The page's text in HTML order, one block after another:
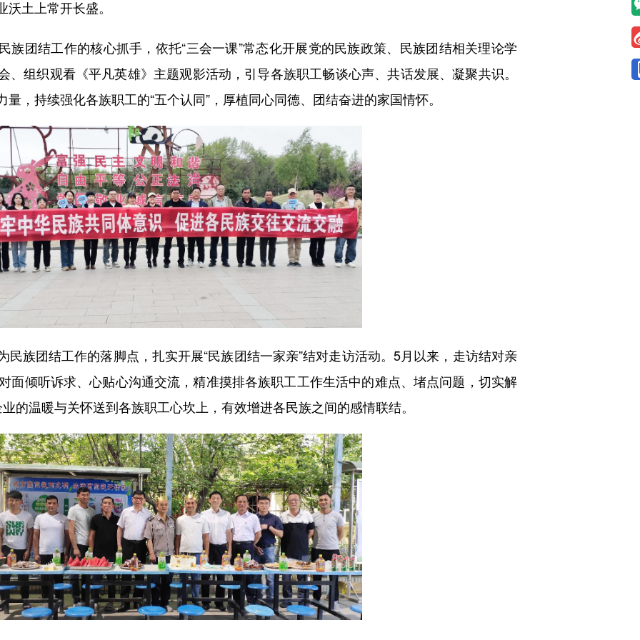
土上常开长盛。
结工作的核心抓手，依托“三会一课”常态化开展党的民族政策、民族团结相关理论学
、组织观看《平凡英雄》主题观影活动，引导各族职工畅谈心声、共话发展、凝聚共识。
，持续强化各族职工的“五个认同”，厚植同心同德、团结奋进的家国情怀。
团结工作的落脚点，扎实开展“民族团结一家亲”结对走访活动。5月以来，走访结对亲
面倾听诉求、心贴心沟通交流，精准摸排各族职工工作生活中的难点、堵点问题，切实解
的温暖与关怀送到各族职工心坎上，有效增进各民族之间的感情联结。